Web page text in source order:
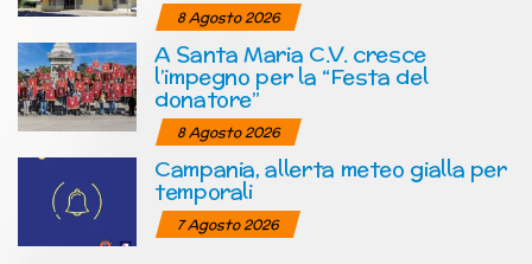
8 Agosto 2026
A Santa Maria C.V. cresce
l’impegno per la “Festa del
donatore”
8 Agosto 2026
Campania, allerta meteo gialla per
temporali
7 Agosto 2026